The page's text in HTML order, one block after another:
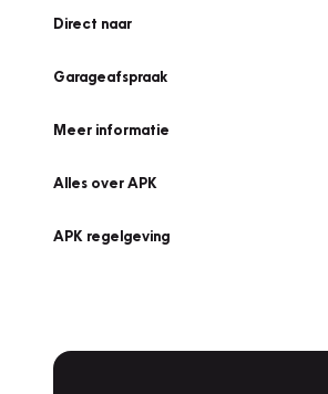
Direct naar
Garageafspraak
Meer informatie
Alles over APK
APK regelgeving